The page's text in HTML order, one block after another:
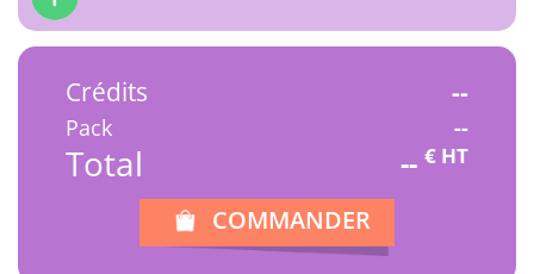
Crédits --
Pack --
Total -- € HT
COMMANDER